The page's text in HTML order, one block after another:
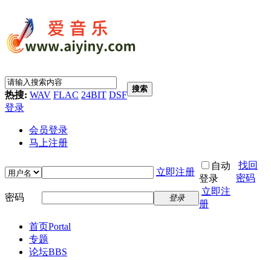
热搜: WAV FLAC 24BIT DSF
搜索
登录
会员登录
马上注册
立即注册
自动
登录
找回
密码
密码
登录
立即注
册
首页Portal
专题
论坛BBS